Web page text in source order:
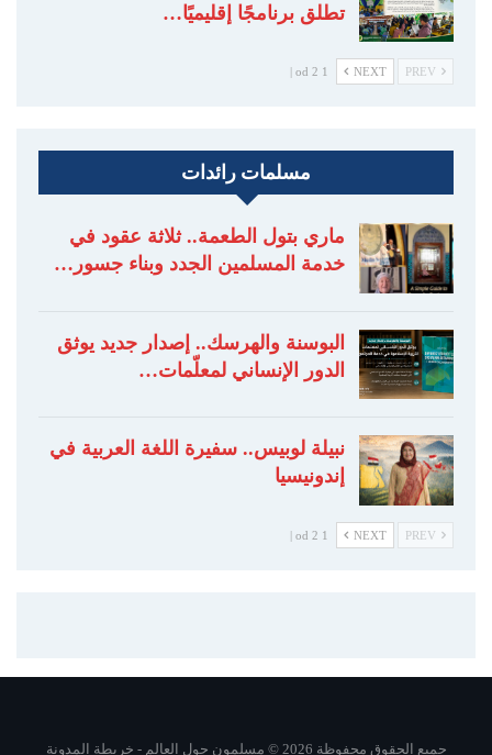
تطلق برنامجًا إقليميًا…
NEXT
1 od 2 |
مسلمات رائدات
ماري بتول الطعمة.. ثلاثة عقود في
خدمة المسلمين الجدد وبناء جسور…
البوسنة والهرسك.. إصدار جديد يوثق
الدور الإنساني لمعلّمات…
نبيلة لوبيس.. سفيرة اللغة العربية في
إندونيسيا
NEXT
1 od 2 |
جميع الحقوق محفوظة 2026 © مسلمون حول العالم - خريطة المدونة